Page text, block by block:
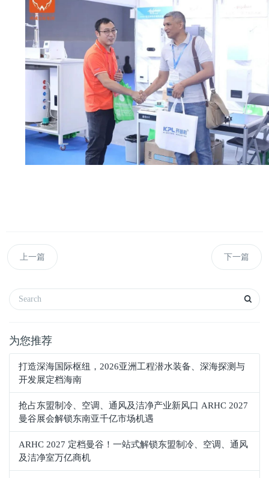
上一篇 下一篇
为您推荐
打造深海国际枢纽，2026亚洲工程潜水装备、深海探测与
开发展定档海南
抢占东盟制冷、空调、通风及洁净产业新风口 ARHC 2027
曼谷展会解锁东南亚千亿市场机遇
ARHC 2027 定档曼谷！一站式解锁东盟制冷、空调、通风
及洁净室万亿商机